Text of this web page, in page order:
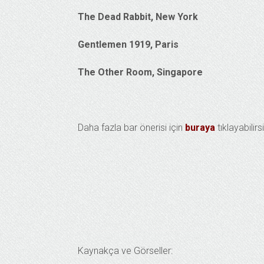
The Dead Rabbit, New York
Gentlemen 1919, Paris
The Other Room, Singapore
Daha fazla bar önerisi için buraya
Kaynakça ve Görseller: